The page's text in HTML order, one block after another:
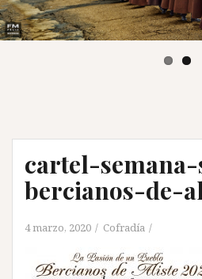
cartel-
bercianos-de-
4 marzo, 2020 Cofradía